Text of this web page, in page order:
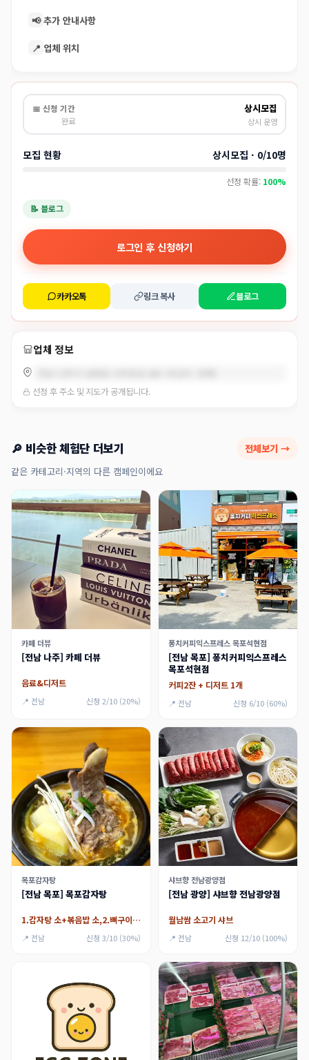
📢 추가 안내사항
📍 업체 위치
📅 신청 기간
완료
상시모집
상시 운영
모집 현황 상시모집 · 0/10명
선정 확률: 100%
📝 블로그
로그인 후 신청하기
카카오톡 링크 복사 블로그
업체 정보
선정 후 주소 및 지도가 공개됩니다.
🔎 비슷한 체험단 더보기 전체보기 →
같은 카테고리·지역의 다른 캠페인이에요
카페 더뷰
[전남 나주] 카페 더뷰
음료&디저트
📍 전남 신청 2/10 (20%)
퐁치커피익스프레스 목포석현점
[전남 목포] 퐁치커피익스프레스
목포석현점
커피2잔 + 디저트 1개
📍 전남 신청 6/10 (60%)
목포감자탕
[전남 목포] 목포감자탕
1.감자탕 소+볶음밥 소,2.뼈구이 소+볶음밥 소
📍 전남 신청 3/10 (30%)
샤브향 전남광양점
[전남 광양] 샤브향 전남광양점
월남쌈 소고기 샤브
📍 전남 신청 12/10 (100%)